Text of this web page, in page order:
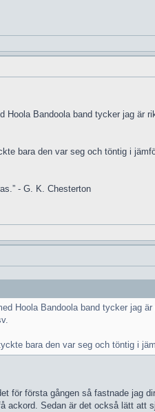
Bandoola band tycker jag är
bara den var seg och töntig i
- G. K. Chesterton
Hoola Bandoola band tycker jag
bara den var seg och töntig i
för första gången så fastnade jag
Sedan är det också lätt att